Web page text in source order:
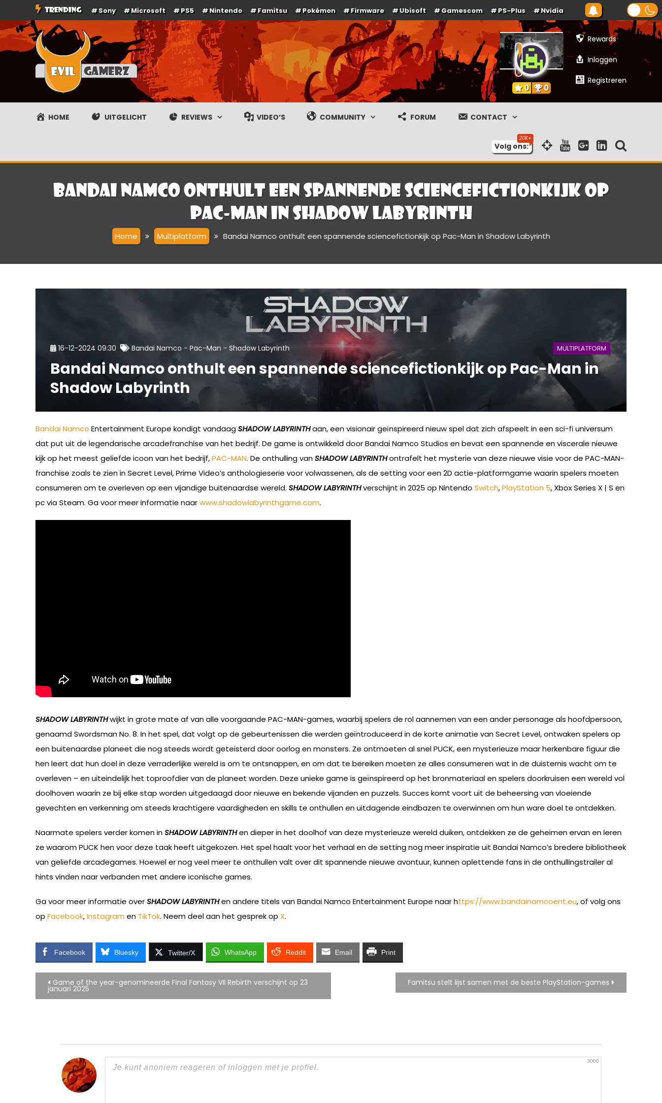
naar
de
TRENDING Sony Microsoft PS5 Nintendo Famitsu Pokémon Firmware Ubisoft Gamescom PS-Plus Nvidia
Evilgamerz
Het meest interessante game nieuws, reviews, coverage en gameplay streams
Rewards
Inloggen
Registreren
0 0
HOME UITGELICHT REVIEWS VIDEO’S COMMUNITY FORUM CONTACT
Volg ons:
Bandai Namco onthult een spannende sciencefictionkijk op
Pac-Man in Shadow Labyrinth
Home Multiplatform Bandai Namco onthult een spannende sciencefictionkijk op Pac-Man in Shadow Labyrinth
MULTIPLATFORM
16-12-2024 09:30 Bandai Namco - Pac-Man - Shadow Labyrinth
Bandai Namco onthult een spannende sciencefictionkijk op Pac-Man in
Shadow Labyrinth
Bandai Namco Entertainment Europe kondigt vandaagSHADOW LABYRINTHaan, een visionair geïnspireerd nieuw spel dat zich afspeelt in een sci-fi universum
dat put uit de legendarische arcadefranchise van het bedrijf. De game is ontwikkeld door Bandai Namco Studios en bevat een spannende en viscerale nieuwe
kijk op het meest geliefde icoon van het bedrijf,PAC-MAN. De onthulling vanSHADOW LABYRINTHontrafelt het mysterie van deze nieuwe visie voor de PAC-MAN-
franchise zoals te zien in Secret Level, Prime Video’s anthologieserie voor volwassenen, als de setting voor een 2D actie-platformgame waarin spelers moeten
consumeren om te overleven op een vijandige buitenaardse wereld. SHADOW LABYRINTHverschijnt in 2025 op Nintendo Switch,PlayStation 5, Xbox Series X | S en
pc via Steam. Ga voor meer informatie naarwww.shadowlabyrinthgame.com.
SHADOW LABYRINTHwijkt in grote mate af van alle voorgaande PAC-MAN-games, waarbij spelers de rol aannemen van een ander personage als hoofdpersoon,
genaamd Swordsman No. 8. In het spel, dat volgt op de gebeurtenissen die werden geïntroduceerd in de korte animatie van Secret Level, ontwaken spelers op
een buitenaardse planeet die nog steeds wordt geteisterd door oorlog en monsters. Ze ontmoeten al snel PUCK, een mysterieuze maar herkenbare figuur die
hen leert dat hun doel in deze verraderlijke wereld is om te ontsnappen, en om dat te bereiken moeten ze alles consumeren wat in de duisternis wacht om te
overleven – en uiteindelijk het toproofdier van de planeet worden. Deze unieke game is geïnspireerd op het bronmateriaal en spelers doorkruisen een wereld vol
doolhoven waarin ze bij elke stap worden uitgedaagd door nieuwe en bekende vijanden en puzzels. Succes komt voort uit de beheersing van vloeiende
gevechten en verkenning om steeds krachtigere vaardigheden en skills te onthullen en uitdagende eindbazen te overwinnen om hun ware doel te ontdekken.
Naarmate spelers verder komen inSHADOW LABYRINTHen dieper in het doolhof van deze mysterieuze wereld duiken, ontdekken ze de geheimen ervan en leren
ze waarom PUCK hen voor deze taak heeft uitgekozen. Het spel haalt voor het verhaal en de setting nog meer inspiratie uit Bandai Namco’s bredere bibliotheek
van geliefde arcadegames. Hoewel er nog veel meer te onthullen valt over dit spannende nieuwe avontuur, kunnen oplettende fans in de onthullingstrailer al
hints vinden naar verbanden met andere iconische games.
Ga voor meer informatie overSHADOW LABYRINTHen andere titels van Bandai Namco Entertainment Europe naar https://www.bandainamcoent.eu, of volg ons
op Facebook,Instagram en TikTok. Neem deel aan het gesprek op X.
Facebook Bluesky Twitter/X WhatsApp Reddit Email Print
Bericht
navigatie
Game of the year-genomineerde Final Fantasy VII Rebirth verschijnt op 23
januari 2025
Famitsu stelt lijst samen met de beste PlayStation-games
3000